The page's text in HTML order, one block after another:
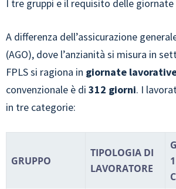
I tre gruppi e il requisito delle giornate
A differenza dell’assicurazione
(AGO), dove l’anzianità si misura in
FPLS si ragiona in giornate
convenzionale è di 312 giorni. I
in tre categorie:
GRUPPO
TIPOLOGIA DI
LAVORATORE